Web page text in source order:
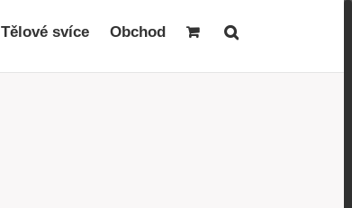
Tělové svíce Obchod